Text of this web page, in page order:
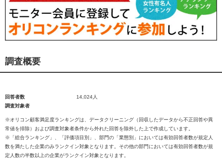
調査概要
回答者数
14,024人
調査対象者
※オリコン顧客満足度ランキングは、データクリーニング（回収したデータから不正回答や異
常値を排除）および調査対象者条件から外れた回答を除外した上で作成しています。
※「総合ランキング」、「評価項目別」、部門の「業態別」においては有効回答者数が規定人
数を満たした企業のみランクイン対象となります。その他の部門においては有効回答者数が規
定人数の半数以上の企業がランクイン対象となります。